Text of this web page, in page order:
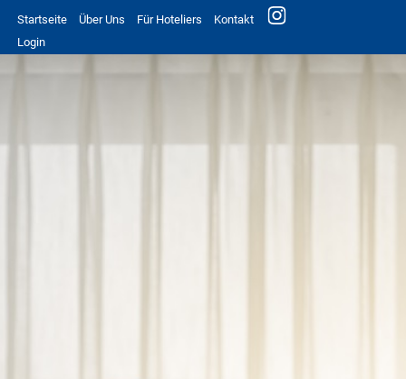
Startseite Über Uns Für Hoteliers
Kontakt
Login